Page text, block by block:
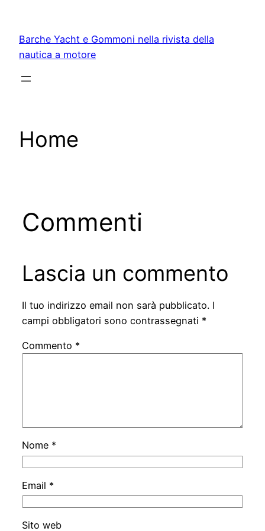
contenuto
Barche Yacht e Gommoni nella rivista della
nautica a motore
Home
Commenti
Lascia un commento
Il tuo indirizzo email non sarà pubblicato. I
campi obbligatori sono contrassegnati *
Commento *
Nome *
Email *
Sito web